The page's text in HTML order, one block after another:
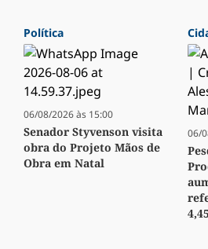
Política
06/08/2026 às 15:00
Senador Styvenson visita
obra do Projeto Mãos de
Obra em Natal
06/